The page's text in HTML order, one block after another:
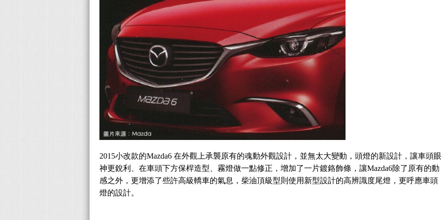
2015小改款的Mazda6 在外觀上承襲原有的魂動外觀設計，並無太大變動，頭燈的新設計，讓車頭眼
神更銳利、在車頭下方保桿造型、霧燈做一點修正，增加了一片鍍鉻飾條，讓Mazda6除了原有的動
感之外，更增添了些許高級轎車的氣息，柴油頂級型則使用新型設計的高辨識度尾燈，更呼應車頭
燈的設計。